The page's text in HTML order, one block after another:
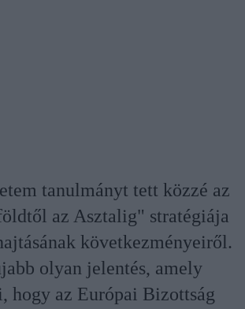
tanulmányt tett közzé az
az Asztalig" stratégiája
következményeiről.
olyan jelentés, amely
hogy az Európai Bizottság